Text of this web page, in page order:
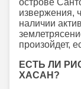
острове
извержения,
наличии
произойдет,
ЕСТЬ ЛИ
ХАСАН?